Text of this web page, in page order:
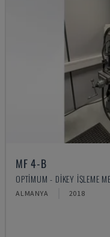
MF 4-B
OPTIMUM - DIKEY İŞLEME
ALMANYA 2018